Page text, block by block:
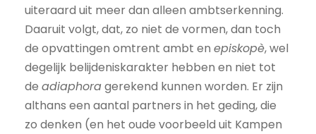
uiteraard uit meer dan alleen ambtserkenning.
Daaruit volgt, dat, zo niet de vormen, dan toch
de opvattingen omtrent ambt en episkopè, wel
degelijk belijdeniskarakter hebben en niet tot
de adiaphoragerekend kunnen worden. Er zijn
althans een aantal partners in het geding, die
zo denken (en het oude voorbeeld uit Kampen